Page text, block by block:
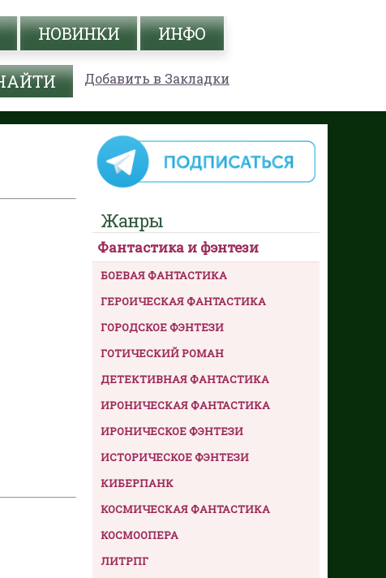
НОВИНКИ ИНФО
Добавить в Закладки
Жанры
Фантастика и фэнтези
БОЕВАЯ ФАНТАСТИКА
ГЕРОИЧЕСКАЯ ФАНТАСТИКА
ГОРОДСКОЕ ФЭНТЕЗИ
ГОТИЧЕСКИЙ РОМАН
ДЕТЕКТИВНАЯ ФАНТАСТИКА
ИРОНИЧЕСКАЯ ФАНТАСТИКА
ИРОНИЧЕСКОЕ ФЭНТЕЗИ
ИСТОРИЧЕСКОЕ ФЭНТЕЗИ
КИБЕРПАНК
КОСМИЧЕСКАЯ ФАНТАСТИКА
КОСМООПЕРА
ЛИТРПГ